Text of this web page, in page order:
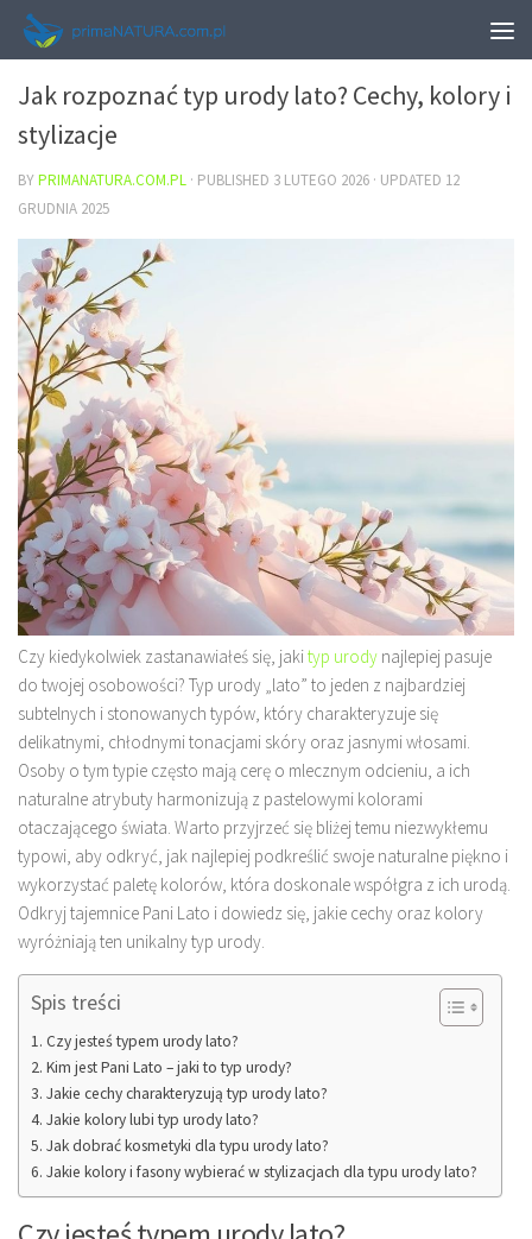
URODA
Jak rozpoznać typ urody lato? Cechy, kolory i
stylizacje
BYPRIMANATURA.COM.PL · PUBLISHED 3 LUTEGO 2026 · UPDATED 12
GRUDNIA 2025
Czy kiedykolwiek zastanawiałeś się, jakityp urody najlepiej pasuje
do twojej osobowości? Typ urody „lato” to jeden z najbardziej
subtelnych i stonowanych typów, który charakteryzuje się
delikatnymi, chłodnymi tonacjami skóry oraz jasnymi włosami.
Osoby o tym typie często mają cerę o mlecznym odcieniu, a ich
naturalne atrybuty harmonizują z pastelowymi kolorami
otaczającego świata. Warto przyjrzeć się bliżej temu niezwykłemu
typowi, aby odkryć, jak najlepiej podkreślić swoje naturalne piękno i
wykorzystać paletę kolorów, która doskonale współgra z ich urodą.
Odkryj tajemnice Pani Lato i dowiedz się, jakie cechy oraz kolory
wyróżniają ten unikalny typ urody.
Spis treści
Czy jesteś typem urody lato?
Kim jest Pani Lato – jaki to typ urody?
Jakie cechy charakteryzują typ urody lato?
Jakie kolory lubi typ urody lato?
Jak dobrać kosmetyki dla typu urody lato?
Jakie kolory i fasony wybierać w stylizacjach dla typu urody lato?